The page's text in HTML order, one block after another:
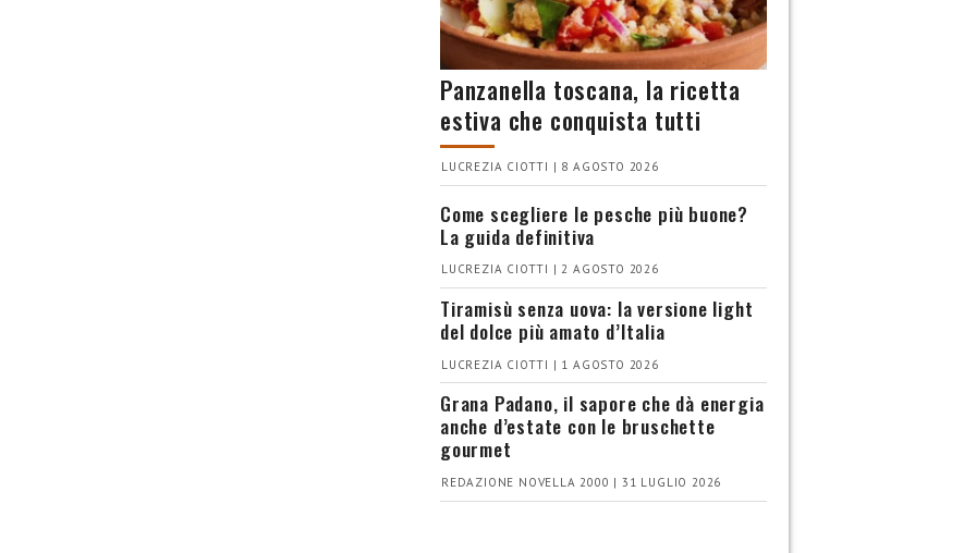
Panzanella toscana, la ricetta
estiva che conquista tutti
LUCREZIA CIOTTI | 8 AGOSTO 2026
Come scegliere le pesche più buone?
La guida definitiva
LUCREZIA CIOTTI | 2 AGOSTO 2026
Tiramisù senza uova: la versione light
del dolce più amato d’Italia
LUCREZIA CIOTTI | 1 AGOSTO 2026
Grana Padano, il sapore che dà energia
anche d’estate con le bruschette
gourmet
REDAZIONE NOVELLA 2000 | 31 LUGLIO 2026